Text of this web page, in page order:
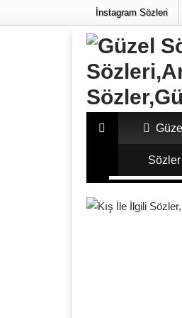
İnstagram Sözleri
Güzel
Sözler
"KIŞ ILE